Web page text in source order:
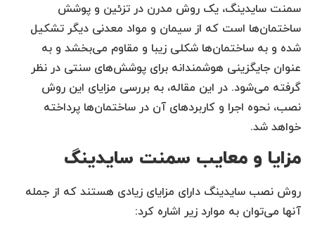
سمنت سایدینگ، یک روش مدرن در تزئین و پوشش
ساختمان‌ها است که از سیمان و مواد معدنی دیگر تشکیل
شده و به ساختمان‌ها شکلی زیبا و مقاوم می‌بخشد و به
عنوان جایگزینی هوشمندانه برای پوشش‌های سنتی در نظر
گرفته می‌شود. در این مقاله، به بررسی مزایای این روش
نصب، نحوه اجرا و کاربردهای آن در ساختمان‌ها پرداخته
خواهد شد.
مزایا و معایب سمنت سایدینگ
روش نصب سایدینگ دارای مزایای زیادی هستند که از جمله
آنها می‌توان به موارد زیر اشاره کرد: